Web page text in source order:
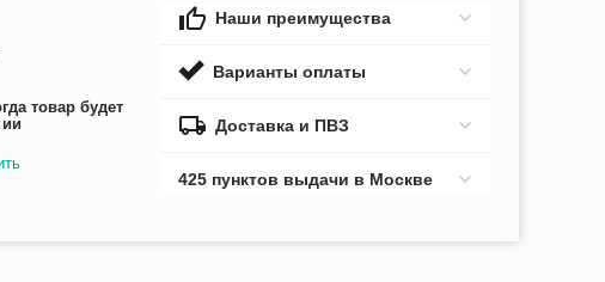
товар будет
Наши преимущества
Варианты оплаты
Доставка и ПВЗ
425 пунктов выдачи в Москве